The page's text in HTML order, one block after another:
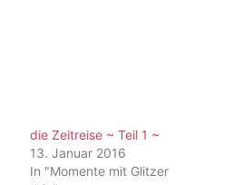
die Zeitreise ~ Teil 1 ~
13. Januar 2016
In "Momente mit Glitzer